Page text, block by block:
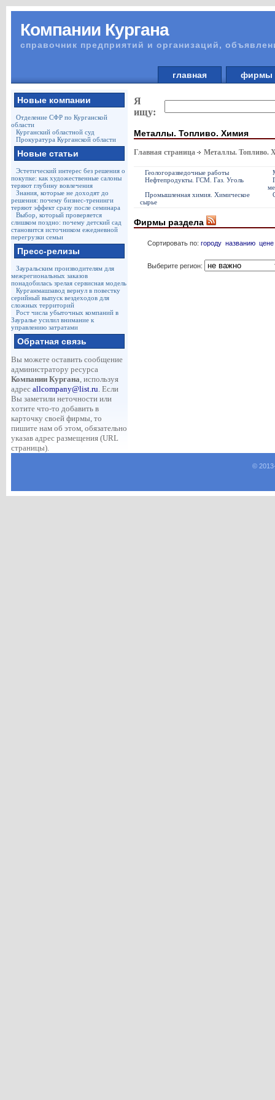
Компании Кургана
справочник предприятий и организаций,
главная
Новые компании
Отделение СФР по Курганской
области
Курганский областной суд
Прокуратура Курганской области
Новые статьи
Эстетический интерес без решения о
покупке: как художественные салоны
теряют глубину вовлечения
Знания, которые не доходят до
решения: почему бизнес-тренинги
теряют эффект сразу после семинара
Выбор, который проверяется
слишком поздно: почему детский сад
становится источником ежедневной
перегрузки семьи
Пресс-релизы
Зауральским производителям для
межрегиональных заказов
понадобилась зрелая сервисная модель
Курганмашзавод вернул в повестку
серийный выпуск вездеходов для
сложных территорий
Рост числа убыточных компаний в
Зауралье усилил внимание к
управлению затратами
Обратная связь
Вы можете оставить сообщение
администратору ресурса
Компании Кургана, используя
адрес allcompany@list.ru. Если
Вы заметили неточности или
хотите что-то добавить в
карточку своей фирмы, то
пишите нам об этом, обязательно
указав адрес размещения (URL
страницы).
Я
ищу:
Металлы. Топливо. Химия
Главная страница Металлы. Топливо.
Геологоразведочные работы
Нефтепродукты. ГСМ. Газ. Уголь
Промышленная химия. Химическое
сырье
Фирмы раздела
Сортировать по: городу названию цене
Выберите регион:
©